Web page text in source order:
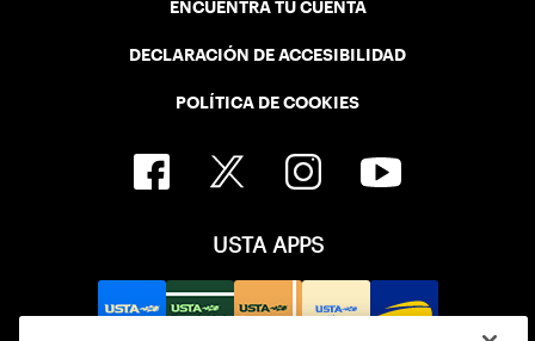
ENCUENTRA TU CUENTA
DECLARACIÓN DE ACCESIBILIDAD
POLÍTICA DE COOKIES
USTA APPS